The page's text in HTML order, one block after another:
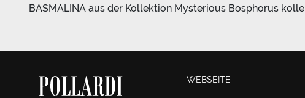
BASMALINA aus der Kollektion Mysterious Bosphorus
WEBSEITE